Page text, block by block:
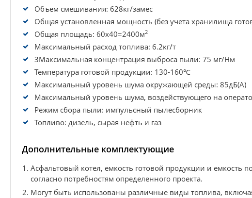
Объем смешивания: 628кг/замес
Общая установленная мощность (без учета хранилища
Общая площадь: 60x40=2400м2
Максимальный расход топлива: 6.2кг/т
3Максимальная концентрация выброса пыли: 75 мг/Нм
Температура готовой продукции: 130-160℃
Максимальный уровень шума окружающей среды: 85дБ(A)
Максимальный уровень шума, воздействующего на
Режим сбора пыли: импульсный пылесборник
Топливо: дизель, сырая нефть и газ
Дополнительные комплектующие
Асфальтовый котел, емкость готовой продукции и емкость
согласно потребностям определенного проекта.
Могут быть использованы различные виды топлива,